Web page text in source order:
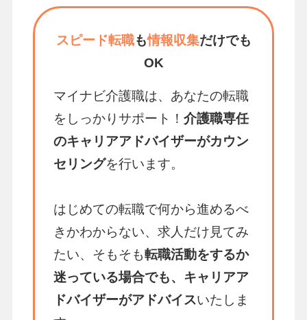
スピード転職も情報収集だけでも
OK
マイナビ介護職は、あなたの転職
をしっかりサポート！ 介護職専任
のキャリアアドバイザーがカウン
セリングを行います。
はじめての転職で何から進めるべ
きかわからない、求人だけ見てみ
たい、そもそも転職活動をするか
迷っている場合でも、キャリアア
ドバイザーがアドバイスいたしま